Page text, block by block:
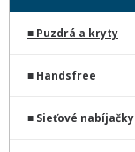
Puzdrá a kryty
Handsfree
Sieťové nabíjačky